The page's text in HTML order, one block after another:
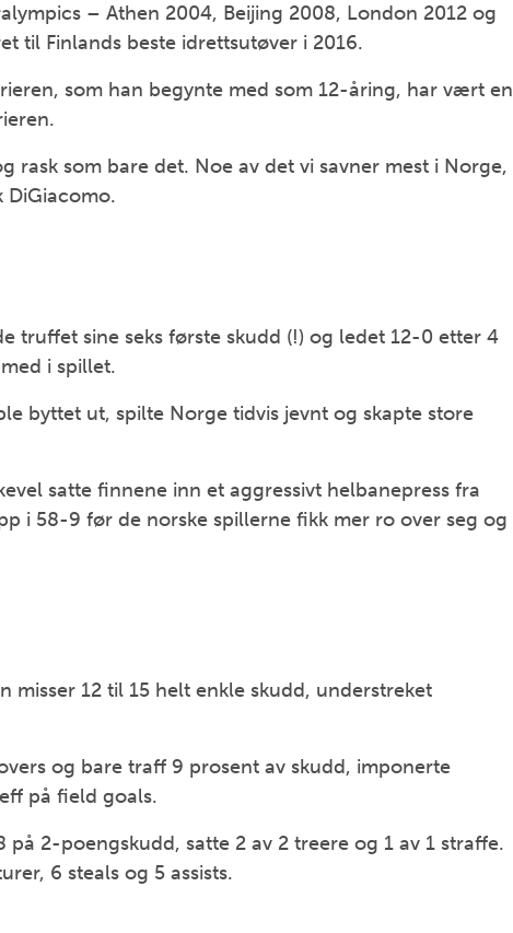
– Athen 2004, Beijing 2008, London 2012 og
til Finlands beste idrettsutøver i 2016.
som han begynte med som 12-åring, har vært en
rask som bare det. Noe av det vi savner mest i Norge,
DiGiacomo.
truffet sine seks første skudd (!) og ledet 12-0 etter 4
i spillet.
byttet ut, spilte Norge tidvis jevnt og skapte store
satte finnene inn et aggressivt helbanepress fra
i 58-9 før de norske spillerne fikk mer ro over seg og
misser 12 til 15 helt enkle skudd, understreket
og bare traff 9 prosent av skudd, imponerte
på field goals.
på 2-poengskudd, satte 2 av 2 treere og 1 av 1 straffe.
6 steals og 5 assists.